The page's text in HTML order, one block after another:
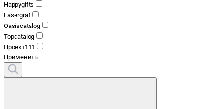
Happygifts
Lasergraf
Oasiscatalog
Topcatalog
Проект111
Применить